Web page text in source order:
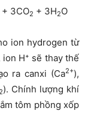
+ 3CO2 + 3H2O
ion hydrogen từ
H⁺ sẽ thay thế
ra canxi (Ca2+​),
​). Chính lượng khí
tôm phồng xốp